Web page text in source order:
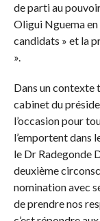
de parti au
Oligui Nguema en
candidats » et la
».
Dans un contexte
cabinet du
l’occasion pour
l’emportent dans
le Dr Radegonde
deuxième
nomination avec
de prendre nos